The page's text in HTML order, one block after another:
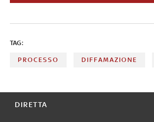
TAG:
PROCESSO DIFFAMAZIONE
DIRETTA